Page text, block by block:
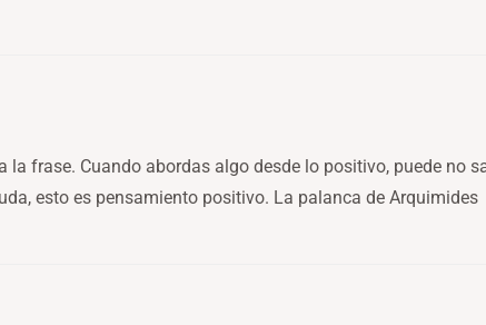
frase. Cuando abordas algo desde lo positivo, puede no
esto es pensamiento positivo. La palanca de Arquimides